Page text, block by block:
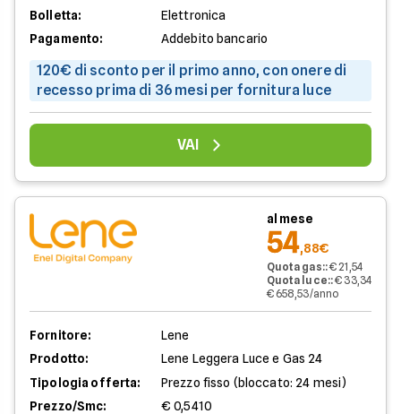
Bolletta:
Elettronica
Pagamento:
Addebito bancario
120€ di sconto per il primo anno, con onere di
recesso prima di 36 mesi per fornitura luce
VAI
al mese
54,88€
Quota gas::€ 21,54
Quota luce::€ 33,34
€ 658,53/anno
Fornitore:
Lene
Prodotto:
Lene Leggera Luce e Gas 24
Tipologia offerta:
Prezzo fisso (bloccato: 24 mesi)
Prezzo/Smc:
€ 0,5410